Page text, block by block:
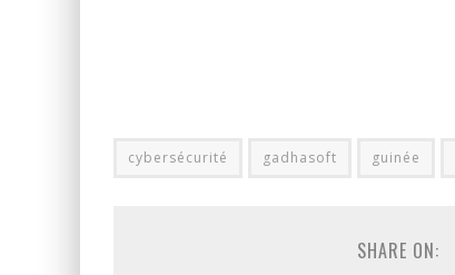
cybersécurité gadhasoft guinée
SHARE ON: